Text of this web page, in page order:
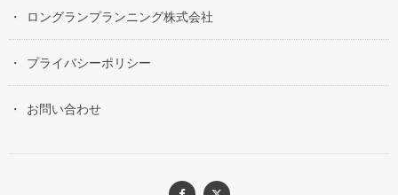
ロングランプランニング株式会社
プライバシーポリシー
お問い合わせ